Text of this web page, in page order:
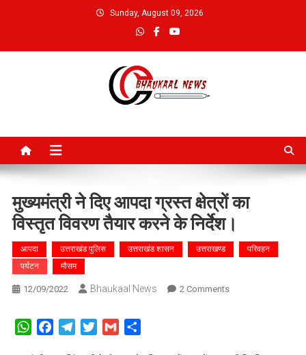
Sunday, August 09, 2026
मुख्यमंत्री ने दिए आपदा ग्रस्त क्षेत्रों का
विस्तृत विवरण तैयार करने के निर्देश।
आपदा उत्तराखंड पुलिस उत्तराखंड शासन उत्तराखण्ड
परिवहन
पर्यटन
मौसम
12/09/2022 Bhaukaal News 2 CommentsOn
आपदा
WhatsAppFacebookTelegramTwitterGmail